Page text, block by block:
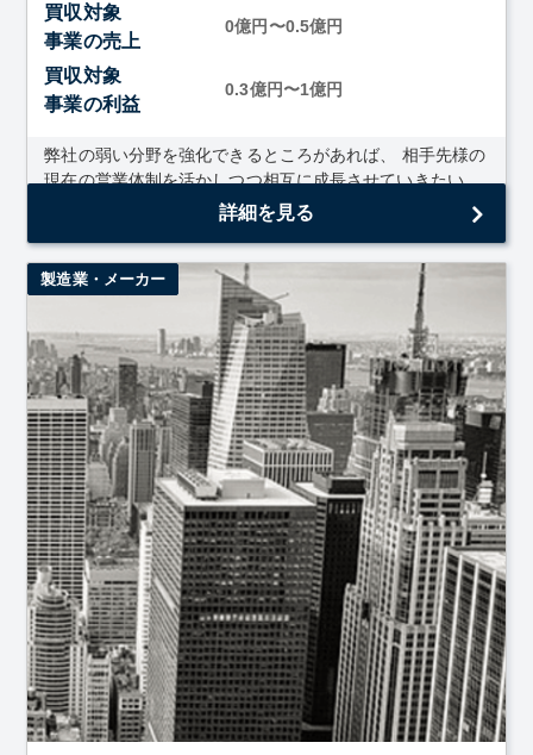
買収対象
事業の売上
0億円〜0.5億円
買収対象
事業の利益
0.3億円〜1億円
弊社の弱い分野を強化できるところがあれば、 相手先様の
現在の営業体制を活かしつつ相互に成長させていきたい。
詳細を見る
製造業・メーカー